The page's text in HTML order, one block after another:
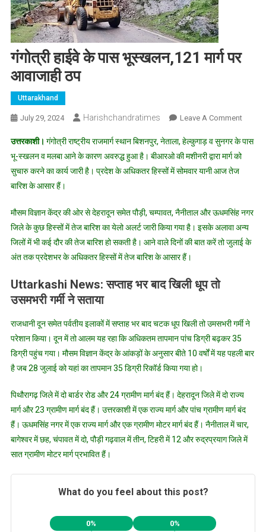
गंगोत्री हाईवे के पास भूस्खलन,121 मार्ग पर
आवाजाही ठप
Uttarakhand
July 29, 2024 Harishchandratimes Leave A CommentOn
हाईवे
के
पर
आवाजाही
ठप
उत्तरकाशी। गंगोत्री राष्ट्रीय राजमार्ग स्थान बिशनपुर, नेताला, हेल्कुगाड़ व सुनगर के पास
भू-स्खलन व मलबा आने के कारण अवरुद्ध हुआ है। बीआरओ की मशीनरी द्वारा मार्ग को
सुचारु करने का कार्य जारी है। प्रदेश के अधिकतर हिस्सों में सोमवार यानी आज तेज
बारिश के आसार हैं।
मौसम विज्ञान केंद्र की ओर से देहरादून समेत पौड़ी, चम्पावत, नैनीताल और ऊधमसिंह नगर
जिले के कुछ हिस्सों में तेज बारिश का येलो अलर्ट जारी किया गया है। इसके अलावा अन्य
जिलों में भी कई दौर की तेज बारिश हो सकती है। आने वाले दिनों की बात करें तो जुलाई के
अंत तक प्रदेशभर के अधिकतर हिस्सों में तेज बारिश के आसार हैं।
Uttarkashi News: सप्ताह भर बाद खिली धूप तो
उसमभरी गर्मी ने सताया
राजधानी दून समेत पर्वतीय इलाकों में सप्ताह भर बाद चटक धूप खिली तो उमसभरी गर्मी ने
परेशान किया। दून में तो आलम यह रहा कि अधिकतम तापमान पांच डिग्री बढ़कर 35
डिग्री पहुंच गया। मौसम विज्ञान केंद्र के आंकड़ों के अनुसार बीते 10 वर्षों में यह पहली बार
है जब 28 जुलाई को यहां का तापमान 35 डिग्री रिकॉर्ड किया गया हो।
पिथौरागढ़ जिले में दो बार्डर रोड और 24 ग्रामीण मार्ग बंद हैं। देहरादून जिले में दो राज्य
मार्ग और 23 ग्रामीण मार्ग बंद हैं। उत्तरकाशी में एक राज्य मार्ग और पांच ग्रामीण मार्ग बंद
हैं। ऊधमसिंह नगर में एक राज्य मार्ग और एक ग्रामीण मोटर मार्ग बंद हैं। नैनीताल में चार,
बागेश्वर में छह, चंपावत में दो, पौड़ी गढ़वाल में तीन, टिहरी में 12 और रुद्रप्रयाग जिले में
सात ग्रामीण मोटर मार्ग प्रभावित हैं।
What do you feel about this post?
0% 0%